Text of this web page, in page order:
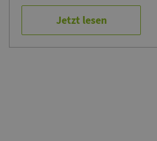
Jetzt lesen